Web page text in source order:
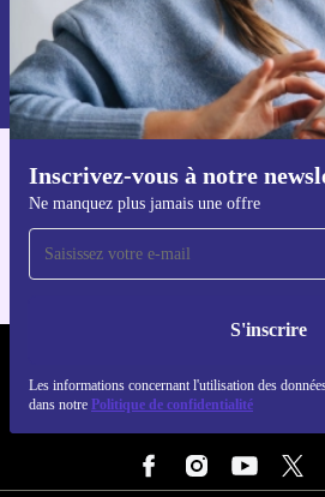
Inscrivez-vous à notre
Ne manquez plus jamais une offre
S'inscrire
Les informations concernant l'utilisation des
dans notre Politique de confidentialité
S'inscrire
Retrouvez les informations sur l'utilisation
dans notre
politique de confidentialité.
Téléchargez
Pour iOS et Android